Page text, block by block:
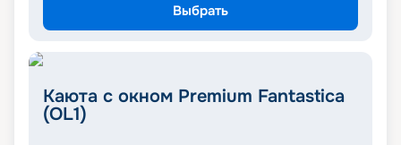
Выбрать
Каюта с окном Premium Fantastica
(OL1)